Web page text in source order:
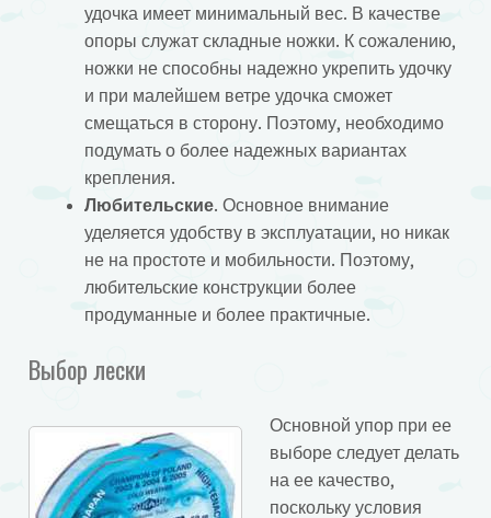
удочка имеет минимальный вес. В качестве
опоры служат складные ножки. К сожалению,
ножки не способны надежно укрепить удочку
и при малейшем ветре удочка сможет
смещаться в сторону. Поэтому, необходимо
подумать о более надежных вариантах
крепления.
Любительские. Основное внимание
уделяется удобству в эксплуатации, но никак
не на простоте и мобильности. Поэтому,
любительские конструкции более
продуманные и более практичные.
Выбор лески
Основной упор при ее
выборе следует делать
на ее качество,
поскольку условия